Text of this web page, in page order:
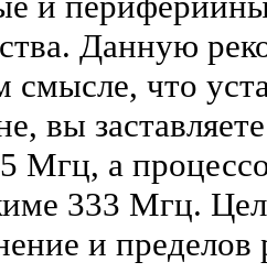
Данную
смысле, что
вы
Мгц, а
333 Мгц.
и